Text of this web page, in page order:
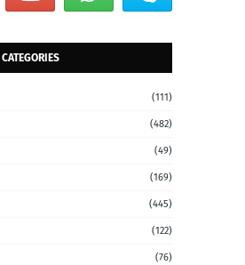
CATEGORIES
(111)
(482)
(49)
(169)
(445)
(122)
(76)